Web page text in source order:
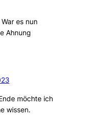
es nun
Ahnung
möchte ich
wissen.